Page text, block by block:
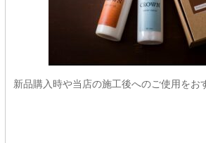
新品購入時や当店の施工後へのご使用をお